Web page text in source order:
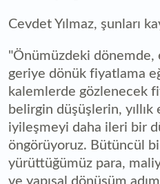
Cevdet Yılmaz, şunları
"Önümüzdeki dönemde,
geriye dönük fiyatlama
kalemlerde gözlenecek
belirgin düşüşlerin,
iyileşmeyi daha ileri bir
öngörüyoruz. Bütüncül
yürüttüğümüz para,
ve yapısal dönüşüm